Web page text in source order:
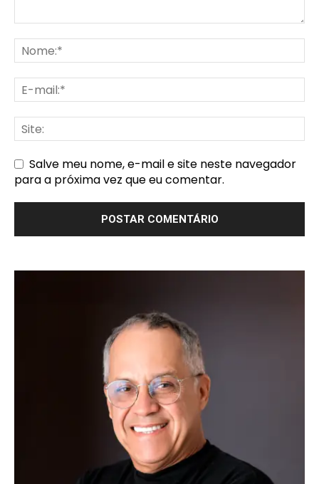
Salve meu nome, e-mail e site neste navegador
para a próxima vez que eu comentar.